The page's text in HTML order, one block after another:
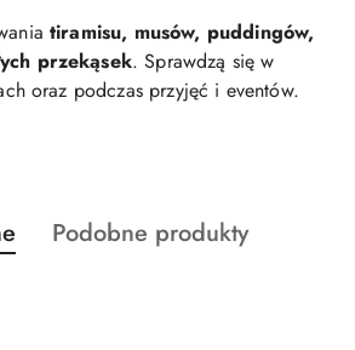
tiramisu, musów, puddingów,
przekąsek. Sprawdzą się w
oraz podczas przyjęć i eventów.
produktów
Produkty
Podobne produkty